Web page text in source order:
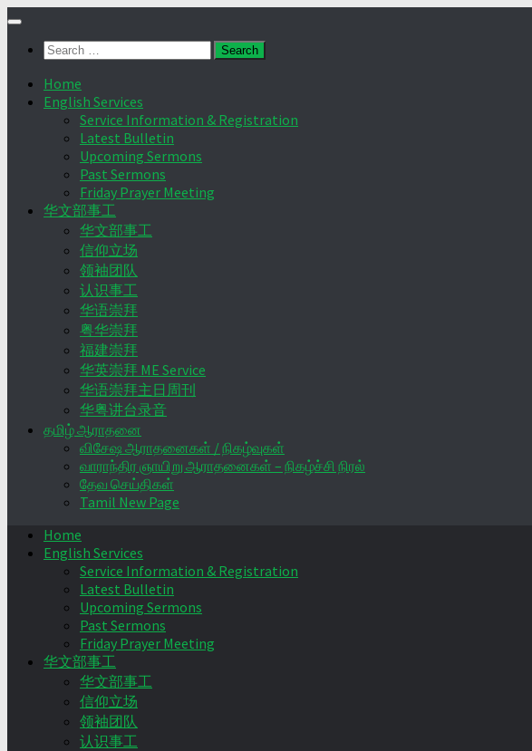
Skip
contentSearch
Home
English Services
Service Information & Registration
Latest Bulletin
Upcoming Sermons
Past Sermons
Friday Prayer Meeting
华文部事工
华文部事工
信仰立场
领袖团队
认识事工
华语崇拜
粤华崇拜
福建崇拜
华英崇拜 ME Service
华语崇拜主日周刊
华粤讲台录音
தமிழ் ஆராதனை
விசேஷ ஆராதனைகள் / நிகழ்வுகள்
வாராந்திர ஞாயிறு ஆராதனைகள் – நிகழ்ச்சி நிரல்
தேவ செய்திகள்
Tamil New Page
Home
English Services
Service Information & Registration
Latest Bulletin
Upcoming Sermons
Past Sermons
Friday Prayer Meeting
华文部事工
华文部事工
信仰立场
领袖团队
认识事工